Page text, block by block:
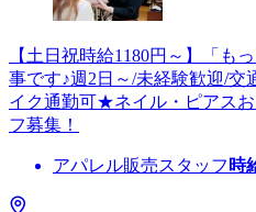
【土日祝時給1180円～】「も
事です♪週2日～/未経験歓迎/交
イク通勤可★ネイル・ピアス
フ募集！
アパレル販売スタッフ 時